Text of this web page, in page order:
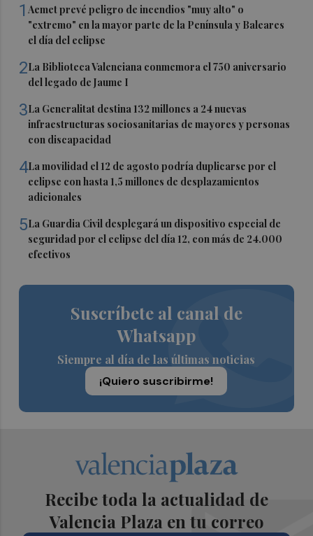
1Aemet prevé peligro de incendios "muy alto" o
"extremo" en la mayor parte de la Península y Baleares
el día del eclipse
2La Biblioteca Valenciana conmemora el 750 aniversario
del legado de Jaume I
3La Generalitat destina 132 millones a 24 nuevas
infraestructuras sociosanitarias de mayores y personas
con discapacidad
4La movilidad el 12 de agosto podría duplicarse por el
eclipse con hasta 1,5 millones de desplazamientos
adicionales
5La Guardia Civil desplegará un dispositivo especial de
seguridad por el eclipse del día 12, con más de 24.000
efectivos
Suscríbete al canal de
Whatsapp
Siempre al día de las últimas noticias
¡Quiero suscribirme!
Recibe toda la actualidad de
Valencia Plaza en tu correo